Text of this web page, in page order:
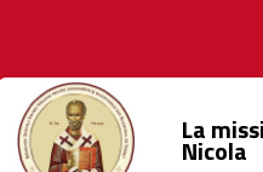
La
Nicola